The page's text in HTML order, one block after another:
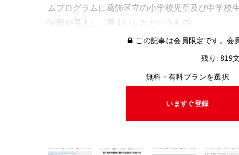
ムプログラムに葛飾区立の小学校児童及び中学校
情報が混入し、漏えいしたというもの。
この記事は会員限定です。会
残り: 819
無料・有料プランを選択
いますぐ登録